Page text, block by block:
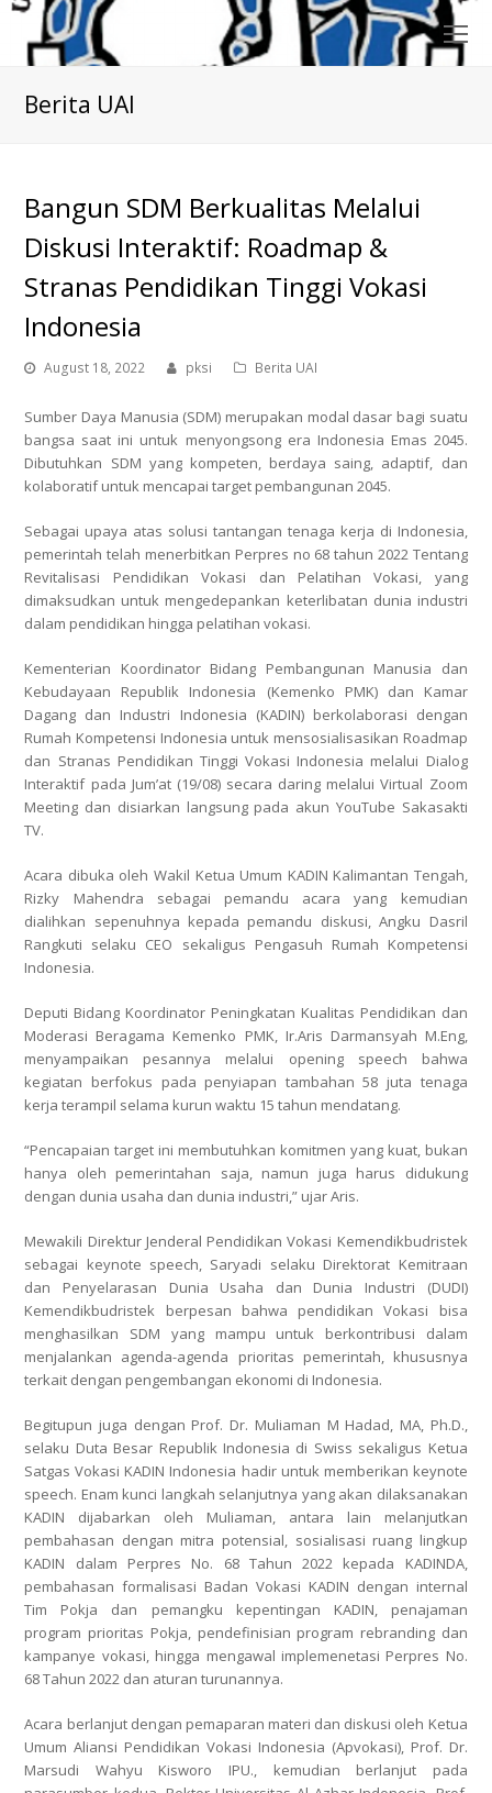
Berita UAI
Bangun SDM Berkualitas Melalui
Diskusi Interaktif: Roadmap &
Stranas Pendidikan Tinggi Vokasi
Indonesia
August 18, 2022 pksi Berita UAI
Sumber Daya Manusia (SDM) merupakan modal dasar bagi suatu
bangsa saat ini untuk menyongsong era Indonesia Emas 2045.
Dibutuhkan SDM yang kompeten, berdaya saing, adaptif, dan
kolaboratif untuk mencapai target pembangunan 2045.
Sebagai upaya atas solusi tantangan tenaga kerja di Indonesia,
pemerintah telah menerbitkan Perpres no 68 tahun 2022 Tentang
Revitalisasi Pendidikan Vokasi dan Pelatihan Vokasi, yang
dimaksudkan untuk mengedepankan keterlibatan dunia industri
dalam pendidikan hingga pelatihan vokasi.
Kementerian Koordinator Bidang Pembangunan Manusia dan
Kebudayaan Republik Indonesia (Kemenko PMK) dan Kamar
Dagang dan Industri Indonesia (KADIN) berkolaborasi dengan
Rumah Kompetensi Indonesia untuk mensosialisasikan Roadmap
dan Stranas Pendidikan Tinggi Vokasi Indonesia melalui Dialog
Interaktif pada Jum’at (19/08) secara daring melalui Virtual Zoom
Meeting dan disiarkan langsung pada akun YouTube Sakasakti
TV.
Acara dibuka oleh Wakil Ketua Umum KADIN Kalimantan Tengah,
Rizky Mahendra sebagai pemandu acara yang kemudian
dialihkan sepenuhnya kepada pemandu diskusi, Angku Dasril
Rangkuti selaku CEO sekaligus Pengasuh Rumah Kompetensi
Indonesia.
Deputi Bidang Koordinator Peningkatan Kualitas Pendidikan dan
Moderasi Beragama Kemenko PMK, Ir.Aris Darmansyah M.Eng,
menyampaikan pesannya melalui opening speech bahwa
kegiatan berfokus pada penyiapan tambahan 58 juta tenaga
kerja terampil selama kurun waktu 15 tahun mendatang.
“Pencapaian target ini membutuhkan komitmen yang kuat, bukan
hanya oleh pemerintahan saja, namun juga harus didukung
dengan dunia usaha dan dunia industri,” ujar Aris.
Mewakili Direktur Jenderal Pendidikan Vokasi Kemendikbudristek
sebagai keynote speech, Saryadi selaku Direktorat Kemitraan
dan Penyelarasan Dunia Usaha dan Dunia Industri (DUDI)
Kemendikbudristek berpesan bahwa pendidikan Vokasi bisa
menghasilkan SDM yang mampu untuk berkontribusi dalam
menjalankan agenda-agenda prioritas pemerintah, khususnya
terkait dengan pengembangan ekonomi di Indonesia.
Begitupun juga dengan Prof. Dr. Muliaman M Hadad, MA, Ph.D.,
selaku Duta Besar Republik Indonesia di Swiss sekaligus Ketua
Satgas Vokasi KADIN Indonesia hadir untuk memberikan keynote
speech. Enam kunci langkah selanjutnya yang akan dilaksanakan
KADIN dijabarkan oleh Muliaman, antara lain melanjutkan
pembahasan dengan mitra potensial, sosialisasi ruang lingkup
KADIN dalam Perpres No. 68 Tahun 2022 kepada KADINDA,
pembahasan formalisasi Badan Vokasi KADIN dengan internal
Tim Pokja dan pemangku kepentingan KADIN, penajaman
program prioritas Pokja, pendefinisian program rebranding dan
kampanye vokasi, hingga mengawal implemenetasi Perpres No.
68 Tahun 2022 dan aturan turunannya.
Acara berlanjut dengan pemaparan materi dan diskusi oleh Ketua
Umum Aliansi Pendidikan Vokasi Indonesia (Apvokasi), Prof. Dr.
Marsudi Wahyu Kisworo IPU., kemudian berlanjut pada